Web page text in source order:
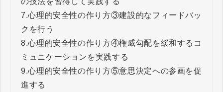
7.心理的安全性の作り方③建設的なフィードバッ
クを行う
8.心理的安全性の作り方④権威勾配を緩和するコ
ミュニケーションを実践する
9.心理的安全性の作り方⑤意思決定への参画を促
進する